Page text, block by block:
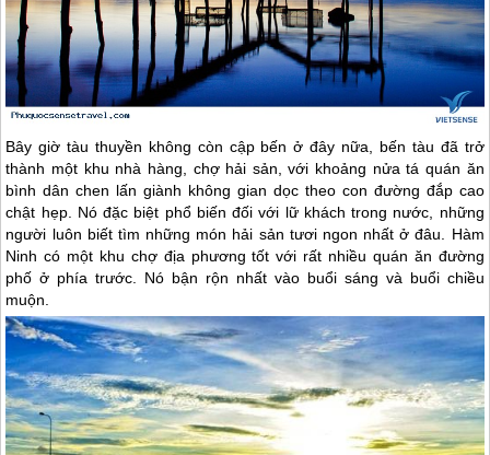
Bây giờ tàu thuyền không còn cập bến ở đây nữa, bến tàu đã trở
thành một khu nhà hàng, chợ hải sản, với khoảng nửa tá quán ăn
bình dân chen lấn giành không gian dọc theo con đường đắp cao
chật hẹp. Nó đặc biệt phổ biến đối với lữ khách trong nước, những
người luôn biết tìm những món hải sản tươi ngon nhất ở đâu. Hàm
Ninh có một khu chợ địa phương tốt với rất nhiều quán ăn đường
phố ở phía trước. Nó bận rộn nhất vào buổi sáng và buổi chiều
muộn.